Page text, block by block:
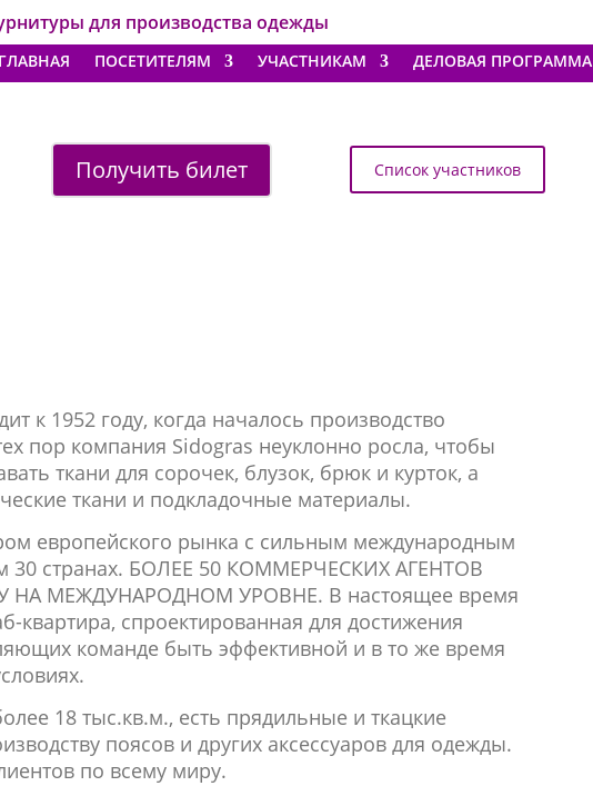
для производства одежды
ГЛАВНАЯ
ПОСЕТИТЕЛЯМ УЧАСТНИКАМ ДЕЛОВАЯ ПРОГРАММА
Получить билет Список участников
к 1952 году, когда началось производство
пор компания Sidogras неуклонно росла, чтобы
ткани для сорочек, блузок, брюк и курток, а
ткани и подкладочные материалы.
европейского рынка с сильным международным
30 странах. БОЛЕЕ 50 КОММЕРЧЕСКИХ АГЕНТОВ
НА МЕЖДУНАРОДНОМ УРОВНЕ. В настоящее время
квартира, спроектированная для достижения
команде быть эффективной и в то же время
18 тыс.кв.м., есть прядильные и ткацкие
поясов и других аксессуаров для одежды.
по всему миру.